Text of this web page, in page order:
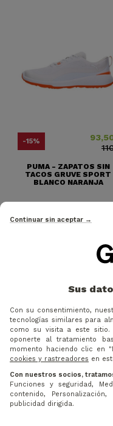
-15% Precio
Precio
PUMA - ZAPATOS SIN
TACOS GRUVE SPORT
BLANCO NARANJA
Precio
Precio
FOOTJOY - ZAPATOS
TACOS PULSA BOA
AZUL
Continuar sin aceptar →
Sus
Con su consentimiento,
tecnologías similares para
como su visita a este sitio.
oponerte al tratamiento
momento haciendo clic en
cookies y rastreadores en
Con nuestros socios,
Funciones y seguridad,
contenido,
publicidad dirigida.